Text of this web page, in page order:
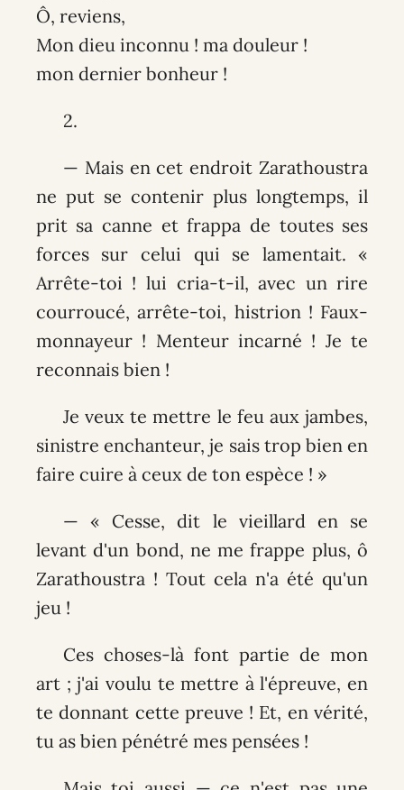
Ô, reviens,
Mon dieu inconnu ! ma douleur !
mon dernier bonheur !
2.
— Mais en cet endroit Zarathoustra
ne put se contenir plus longtemps, il
prit sa canne et frappa de toutes ses
forces sur celui qui se lamentait. «
Arrête-toi ! lui cria-t-il, avec un rire
courroucé, arrête-toi, histrion ! Faux-
monnayeur ! Menteur incarné ! Je te
reconnais bien !
Je veux te mettre le feu aux jambes,
sinistre enchanteur, je sais trop bien en
faire cuire à ceux de ton espèce ! »
— « Cesse, dit le vieillard en se
levant d'un bond, ne me frappe plus, ô
Zarathoustra ! Tout cela n'a été qu'un
jeu !
Ces choses-là font partie de mon
art ; j'ai voulu te mettre à l'épreuve, en
te donnant cette preuve ! Et, en vérité,
tu as bien pénétré mes pensées !